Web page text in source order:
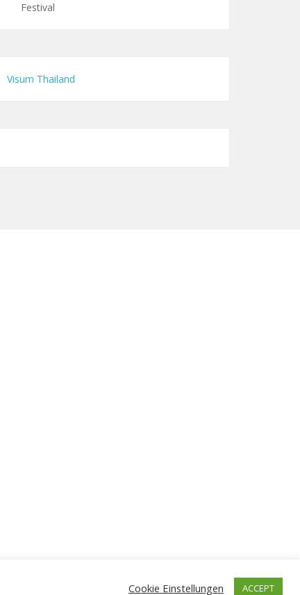
Festival
Visum Thailand
Cookie Einstellungen ACCEPT